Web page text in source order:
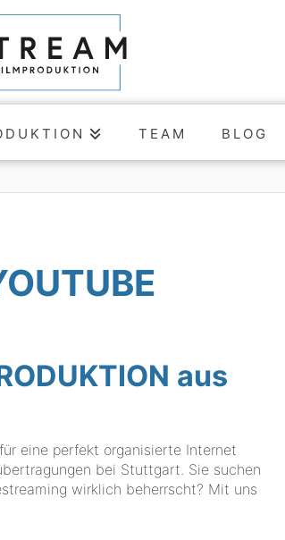
TEAM BLOG
aus
eine perfekt organisierte Internet
bei Stuttgart. Sie suchen
wirklich beherrscht? Mit uns